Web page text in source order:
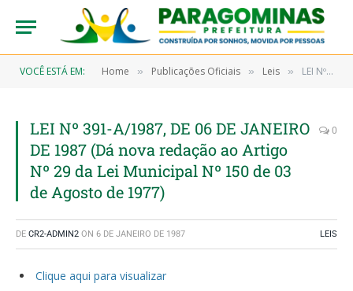
VOCÊ ESTÁ EM: Home » Publicações Oficiais » Leis » LEI Nº 391-A/1987, DE 06 DE JANEIRO DE 1987 (Dá nova redação ao Artigo Nº 29 da Lei Municipal Nº 150 de 03 de Agosto de 1977)
LEI Nº 391-A/1987, DE 06 DE JANEIRO
DE 1987 (Dá nova redação ao Artigo
Nº 29 da Lei Municipal Nº 150 de 03
de Agosto de 1977)
0
DE CR2-ADMIN2 ON 6 DE JANEIRO DE 1987 LEIS
Clique aqui para visualizar